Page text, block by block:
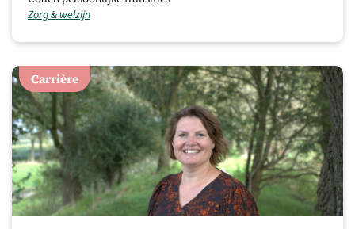
Zorg & welzijn
Carrière